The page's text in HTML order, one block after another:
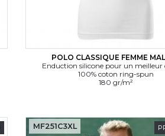
POLO CLASSIQUE FEMME
Enduction silicone pour un meilleur
100% coton ring-spun
180 gr/m²
MF251C3XL